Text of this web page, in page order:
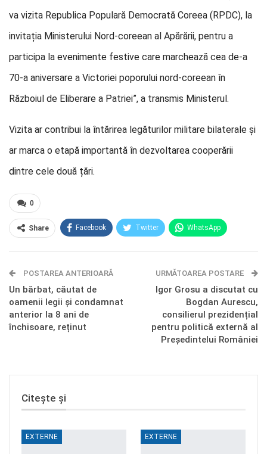
va vizita Republica Populară Democrată Coreea (RPDC), la
invitația Ministerului Nord-coreean al Apărării, pentru a
participa la evenimente festive care marchează cea de-a
70-a aniversare a Victoriei poporului nord-coreean în
Războiul de Eliberare a Patriei”, a transmis Ministerul.
Vizita ar contribui la întărirea legăturilor militare bilaterale și
ar marca o etapă importantă în dezvoltarea cooperării
dintre cele două țări.
0
Share Facebook Twitter WhatsApp
Telegram OK.ru
POSTAREA ANTERIOARĂ
Un bărbat, căutat de
oamenii legii și condamnat
anterior la 8 ani de
închisoare, reținut
URMĂTOAREA POSTARE
Igor Grosu a discutat cu
Bogdan Aurescu,
consilierul prezidențial
pentru politică externă al
Președintelui României
Citește și
EXTERNE EXTERNE